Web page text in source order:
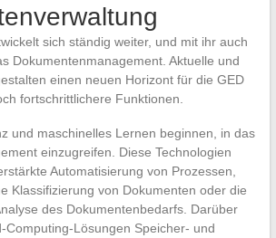
sich ständig weiter, und mit ihr auch
Dokumentenmanagement. Aktuelle und
einen neuen Horizont für die GED
fortschrittlichere Funktionen.
und maschinelles Lernen beginnen, in das
einzugreifen. Diese Technologien
Automatisierung von Prozessen,
Klassifizierung von Dokumenten oder die
des Dokumentenbedarfs. Darüber
Computing-Lösungen Speicher- und